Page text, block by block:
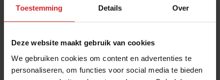
Toestemming Details Over
Deze website maakt gebruik van cookies
We gebruiken cookies om content en advertenties te
personaliseren, om functies voor social media te bieden
bonen van Moyee; een bedrijf dat bonen oogst en
verwerkt in Ethiopië, waardoor er een groter
The NEXT step